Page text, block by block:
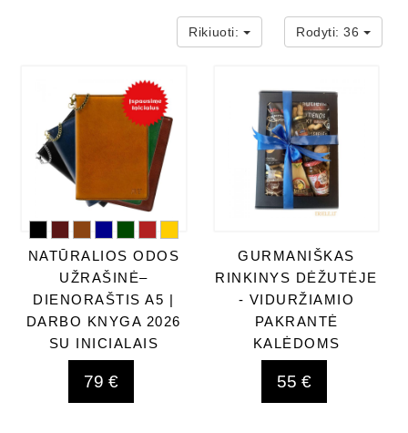
Rikiuoti: Rodyti: 36
NATŪRALIOS ODOS
UŽRAŠINĖ–
DIENORAŠTIS A5 |
DARBO KNYGA 2026
SU INICIALAIS
79 €
GURMANIŠKAS
RINKINYS DĖŽUTĖJE
- VIDURŽIAMIO
PAKRANTĖ
KALĖDOMS
55 €